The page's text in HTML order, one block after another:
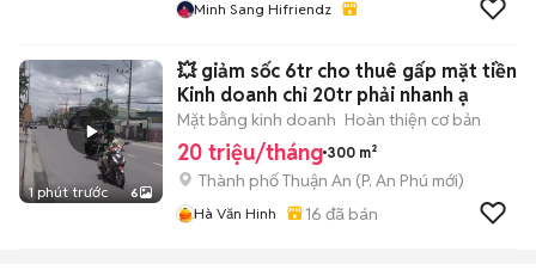
Minh Sang Hifriendz
1 phút trước 6
💥 giảm sốc 6tr cho thuê gấp mặt tiền
Kinh doanh chỉ 20tr phải nhanh ạ
Mặt bằng kinh doanh Hoàn thiện cơ bản
20 triệu/tháng 300 m²
Thành phố Thuận An (P. An Phú mới)
Hà Văn Hinh 16 đã bán